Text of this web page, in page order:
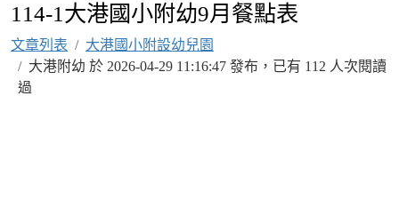
114-1大港國小附幼9月餐點表
文章列表
大港國小附設幼兒園
大港附幼 於 2026-04-29 11:16:47 發布，已有 112 人次閱讀
過